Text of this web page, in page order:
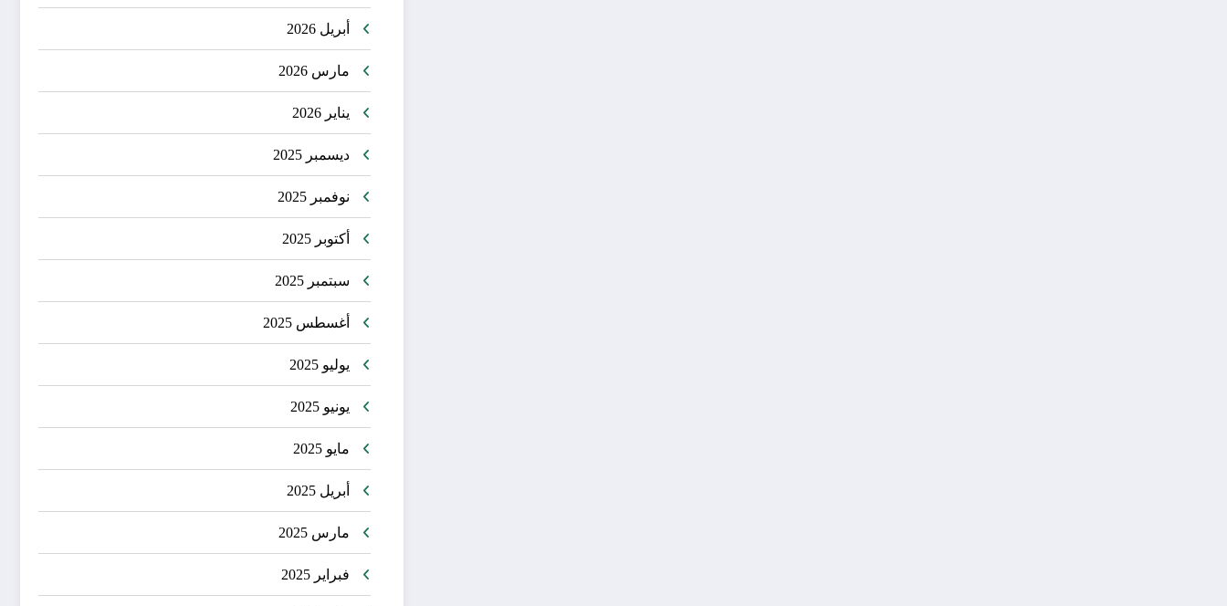
أبريل 2026
مارس 2026
يناير 2026
ديسمبر 2025
نوفمبر 2025
أكتوبر 2025
سبتمبر 2025
أغسطس 2025
يوليو 2025
يونيو 2025
مايو 2025
أبريل 2025
مارس 2025
فبراير 2025